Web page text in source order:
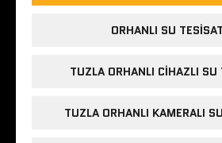
ORHANLI SU
TUZLA ORHANLI CIHAZLI SU
TUZLA ORHANLI KAMERALI